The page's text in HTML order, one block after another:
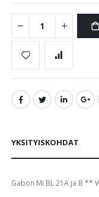
YKSITYISKOHDAT
Gabon Mi BL 21A ja B **